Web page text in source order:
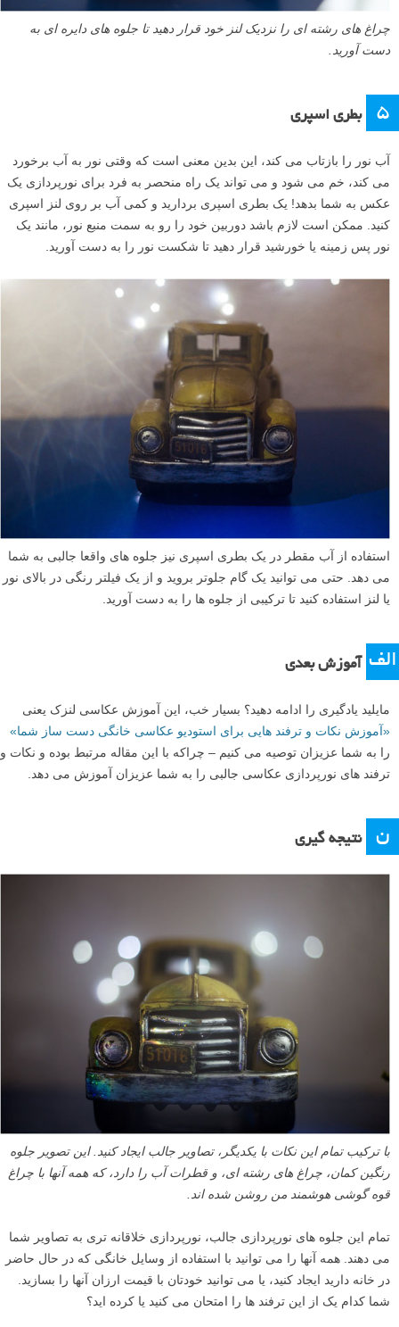
چراغ های رشته ای را نزدیک لنز خود قرار دهید تا جلوه های دایره ای به
دست آورید.
۵ بطری اسپری
آب نور را بازتاب می کند، این بدین معنی است که وقتی نور به آب برخورد
می کند، خم می شود و می تواند یک راه منحصر به فرد برای نورپردازی یک
عکس به شما بدهد! یک بطری اسپری بردارید و کمی آب بر روی لنز اسپری
کنید. ممکن است لازم باشد دوربین خود را رو به سمت منبع نور، مانند یک
نور پس زمینه یا خورشید قرار دهید تا شکست نور را به دست آورید.
استفاده از آب مقطر در یک بطری اسپری نیز جلوه های واقعا جالبی به شما
می دهد. حتی می توانید یک گام جلوتر بروید و از یک فیلتر رنگی در بالای نور
یا لنز استفاده کنید تا ترکیبی از جلوه ها را به دست آورید.
الف آموزش بعدی
مایلید یادگیری را ادامه دهید؟ بسیار خب، این آموزش عکاسی لنزک یعنی
«آموزش نکات و ترفند هایی برای استودیو عکاسی خانگی دست ساز شما»
را به شما عزیزان توصیه می کنیم – چراکه با این مقاله مرتبط بوده و نکات و
ترفند های نورپردازی عکاسی جالبی را به شما عزیزان آموزش می دهد.
ن نتیجه گیری
با ترکیب تمام این نکات با یکدیگر، تصاویر جالب ایجاد کنید. این تصویر جلوه
رنگین کمان، چراغ های رشته ای، و قطرات آب را دارد، که همه آنها با چراغ
قوه گوشی هوشمند من روشن شده اند.
تمام این جلوه های نورپردازی جالب، نورپردازی خلاقانه تری به تصاویر شما
می دهند. همه آنها را می توانید با استفاده از وسایل خانگی که در حال حاضر
در خانه دارید ایجاد کنید، یا می توانید خودتان با قیمت ارزان آنها را بسازید.
شما کدام یک از این ترفند ها را امتحان می کنید یا کرده اید؟